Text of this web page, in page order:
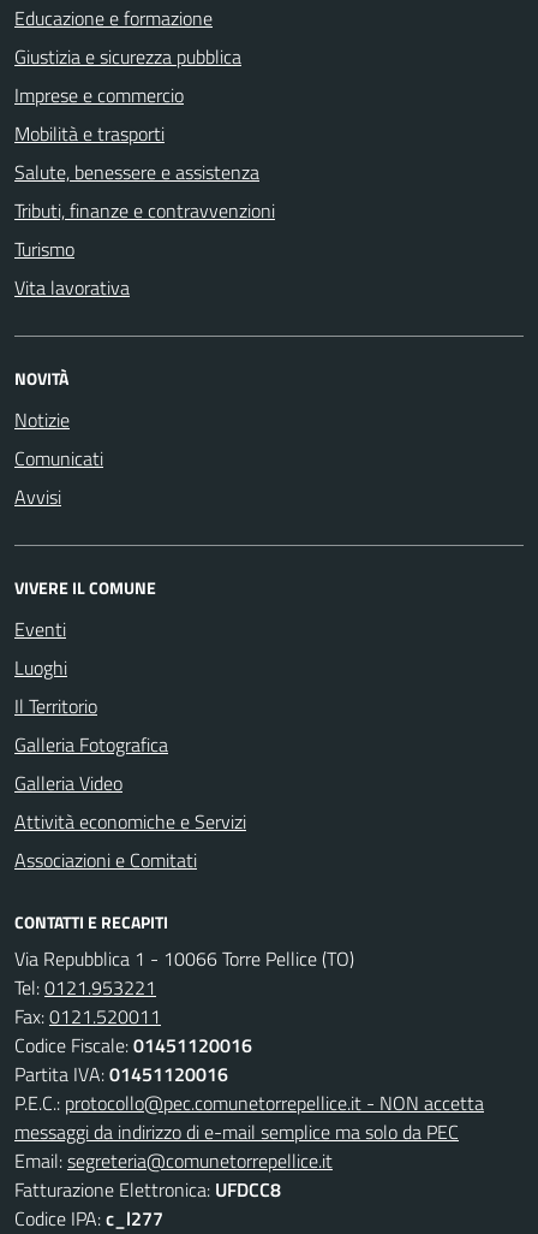
Educazione e formazione
Giustizia e sicurezza pubblica
Imprese e commercio
Mobilità e trasporti
Salute, benessere e assistenza
Tributi, finanze e contravvenzioni
Turismo
Vita lavorativa
NOVITÀ
Notizie
Comunicati
Avvisi
VIVERE IL COMUNE
Eventi
Luoghi
Il Territorio
Galleria Fotografica
Galleria Video
Attività economiche e Servizi
Associazioni e Comitati
CONTATTI E RECAPITI
Via Repubblica 1 - 10066 Torre Pellice (TO)
Tel:0121.953221
Fax:0121.520011
Codice Fiscale:01451120016
Partita IVA:01451120016
P.E.C.: protocollo@pec.comunetorrepellice.it - NON accetta
messaggi da indirizzo di e-mail semplice ma solo da PEC
Email:segreteria@comunetorrepellice.it
Fatturazione Elettronica: UFDCC8
Codice IPA:c_l277